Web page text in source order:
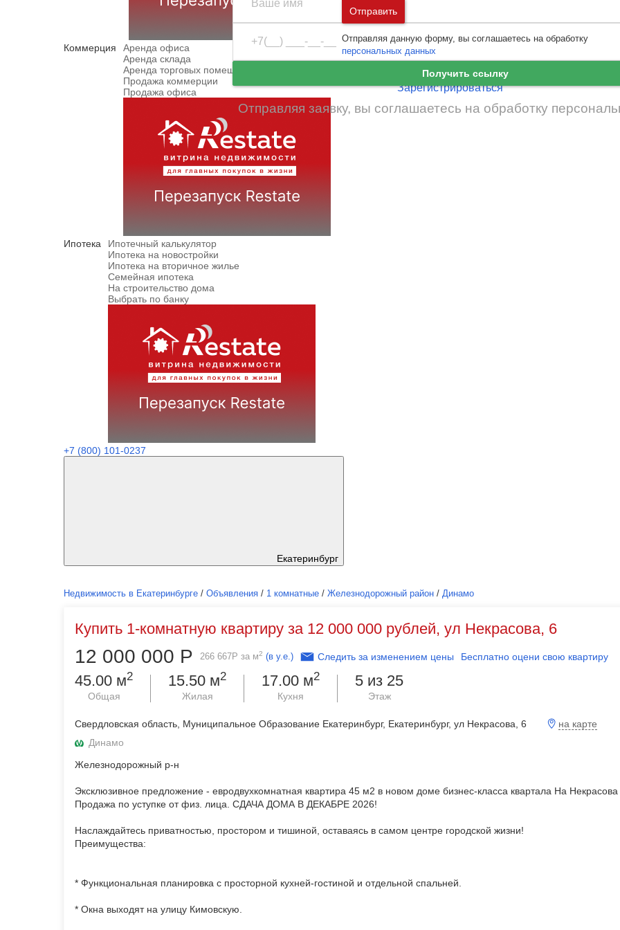
Коммерция
Аренда офиса
Аренда склада
Аренда торговых помещений
Продажа коммерции
Продажа офиса
Ипотека
Ипотечный калькулятор
Ипотека на новостройки
Ипотека на вторичное жилье
Семейная ипотека
На строительство дома
Выбрать по банку
+7 (800) 101-0237
Екатеринбург
Москва иМосковская область
Санкт-Петербург
Ленинградская
Ошибка авторизации
Войти Забыли пароль
Зарегистрироваться
Недвижимость в Екатеринбурге / Объявления / 1 комнатные / Железнодорожный район / Динамо
Купить 1-комнатную квартиру за 12 000 000 рублей, ул Некрасова, 6
12 000 000 Р 266 667Р за м2 (в у.е.) Следить за изменением цены Бесплатно оцени свою квартиру
45.00 м2
Общая
15.50 м2
Жилая
17.00 м2
Кухня
5 из 25
Этаж
Свердловская область, Муниципальное Образование Екатеринбург, Екатеринбург, ул Некрасова, 6
на карте
Динамо
Железнодорожный р-н
Эксклюзивное предложение - евродвухкомнатная квартира 45 м2 в новом доме бизнес-класса квартала На Некрасова
Продажа по уступке от физ. лица. СДАЧА ДОМА В ДЕКАБРЕ 2026!
Наслаждайтесь приватностью, простором и тишиной, оставаясь в самом центре городской жизни!
Преимущества:
* Функциональная планировка с просторной кухней-гостиной и отдельной спальней.
* Окна выходят на улицу Кимовскую.
Получить ссылку
Отправляя заявку, вы соглашаетесь на обработку
Отправить
Отправляя данную форму, вы соглашаетесь на обработку
персональных данных